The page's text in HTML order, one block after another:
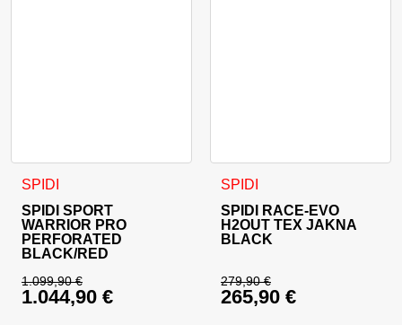
SPIDI
SPIDI SPORT
WARRIOR PRO
PERFORATED
BLACK/RED
1.099,90€
Izvirna cena je bila: 1.099,90 €.
1.044,90 €
Ta izdelek ima več različic. Možnosti lahko izberete na
SPIDI
SPIDI RACE-EVO
H2OUT TEX JAKNA
BLACK
279,90€
Izvirna cena je bila:
265,90 €
Ta izdelek ima več različic.